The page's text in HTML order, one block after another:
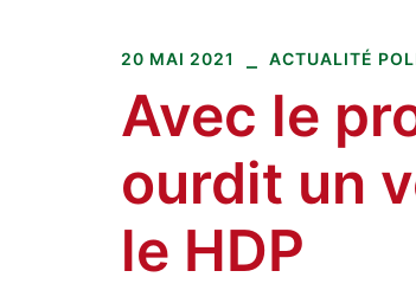
20 MAI 2021 ACTUALITÉ
Avec le
ourdit un
le HDP